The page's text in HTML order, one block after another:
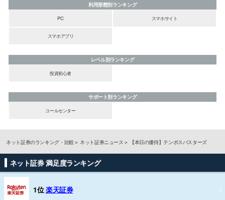
利用形態別ランキング
PC
スマホサイト
スマホアプリ
レベル別ランキング
投資初心者
サポート別ランキング
コールセンター
ネット証券のランキング・比較 ネット証券ニュース 【本日の優待】テンポスバスターズ
ネット証券 満足度ランキング
1位楽天証券